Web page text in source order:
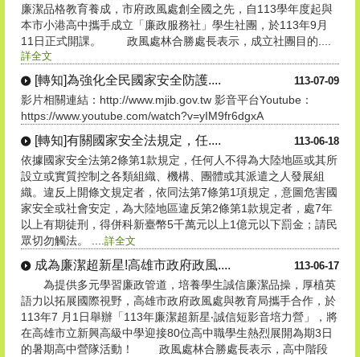
廉潔品格教育養成，市府政風處創全國之先，自113學年度起與
本市小港高中攜手成立「廉政服務社」學生社團，於113年9月
11日正式開課。 政風處林合勝處長表示，成立社團目的....
詳全文
113-07-09
[轉知]為強化全民國家安全防護....
影片相關連結：http://www.mjib.gov.tw 影音平台Youtube：
https://www.youtube.com/watch?v=yIM9fr6dgxA
113-06-18
[轉知]有關國家安全法規定，任....
依據國家安全法第2條第1款規定，任何人不得為大陸地區或其所
設立或實質控制之各類組織、機構、團體或其派遣之人發展組
織。違反上開條文規定者，依同法第7條第1項規定，意圖危害國
家安全或社會安定，為大陸地區違反第2條第1款規定者，處7年
以上有期徒刑，得併科新臺幣5千萬元以上1億元以下罰金；請民
眾切勿觸法。 .... 詳全文
113-06-17
成為廉潔超新星!高雄市政府政風....
為提供多元學習廉政管道，培養學生誠信廉潔品操，厚植英
語力以拓展國際視野，高雄市政府政風處與教育局攜手合作，於
113年7 月1日舉辦「113年廉潔超新星‧誠信短影音培力營」，將
在高雄市立新興高級中學迎接80位高中職學生熱烈展開為期3日
的暑期高中營隊活動！ 政風處林合勝處長表示，高中階段